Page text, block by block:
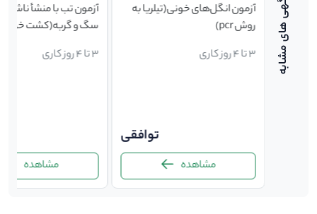
آزمون انگل‌‌‌‌‌های خونی(تیلریا به
روش pcr)
3 تا 4 روز کاری
توافقی
مشاهده
آزمون تب با منشأ
سگ و گربه(کشت خون،
3 تا 4 روز کاری
مشاهده